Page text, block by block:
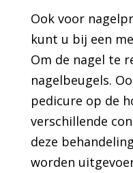
Ook voor
kunt u bij een
Om de nagel te
nagelbeugels.
pedicure op de
verschillende
deze
worden